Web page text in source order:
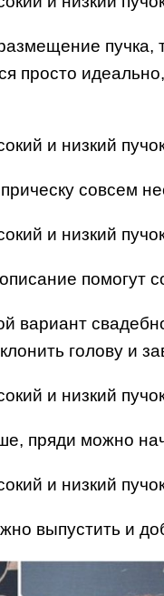
просто
совсем
помогут
вариант
голову и
пряди можно
выпустить и